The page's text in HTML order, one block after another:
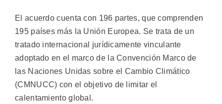
El acuerdo cuenta con 196 partes, que comprenden
195 países más la Unión Europea. Se trata de un
tratado internacional jurídicamente vinculante
adoptado en el marco de la Convención Marco de
las Naciones Unidas sobre el Cambio Climático
(CMNUCC) con el objetivo de limitar el
calentamiento global.